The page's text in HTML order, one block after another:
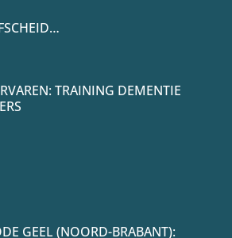
TRAINING DEMENTIE
GEEL (NOORD-BRABANT):